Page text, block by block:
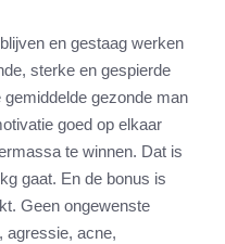
en gestaag werken
sterke en gespierde
gezonde man
goed op elkaar
te winnen. Dat is
gaat. En de bonus is
Geen ongewenste
agressie, acne,